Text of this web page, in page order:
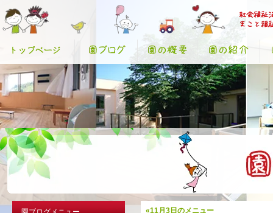
«11月3日のメニュー